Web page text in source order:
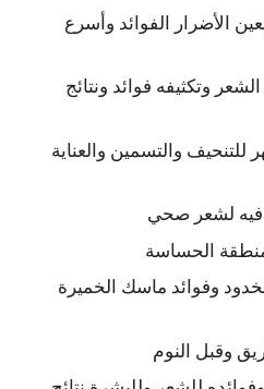
الأضرار الفوائد وأسرع
وتكثيفه فوائد ونتائج
والتسمين والعناية
لشعر صحي
الحساسة
وفوائد ماسك الخميرة
وقبل النوم